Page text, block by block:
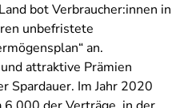
bot Verbraucher:innen in
unbefristete
an.
attraktive Prämien
Spardauer. Im Jahr 2020